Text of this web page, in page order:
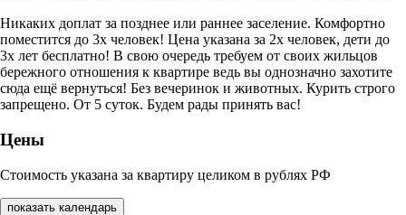
Никаких доплат за позднее или раннее заселение. Комфортно
поместится до 3х человек! Цена указана за 2х человек, дети до
3х лет бесплатно! В свою очередь требуем от своих жильцов
бережного отношения к квартире ведь вы однозначно захотите
сюда ещё вернуться! Без вечеринок и животных. Курить строго
запрещено. От 5 суток. Будем рады принять вас!
Цены
Стоимость указана за квартиру целиком в рублях РФ
показать календарь